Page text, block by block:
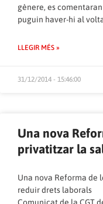
gènere, es
puguin haver-hi al
LLEGIR MÉS »
31/12/2014 - 15:46:00
Una nova
privatitzar la
Una nova Reforma de
reduir drets laborals